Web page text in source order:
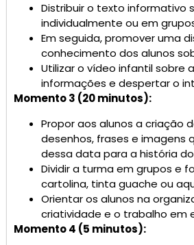
Distribuir o texto informativo
individualmente ou em
Em seguida, promover uma
conhecimento dos alunos
Utilizar o vídeo infantil sobre
informações e despertar o
Momento 3 (20 minutos):
Propor aos alunos a criação
desenhos, frases e imagens
dessa data para a história do
Dividir a turma em grupos e
cartolina, tinta guache ou
Orientar os alunos na
criatividade e o trabalho em
Momento 4 (5 minutos):